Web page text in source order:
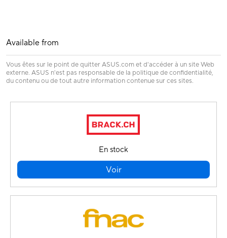
Available from
Vous êtes sur le point de quitter ASUS.com et d'accéder à un site Web
externe. ASUS n'est pas responsable de la politique de confidentialité,
du contenu ou de tout autre information contenue sur ces sites.
En stock
Voir